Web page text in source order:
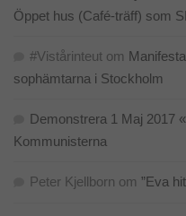
Öppet hus (Café-träff) som
#Vistårinteut om
sophämtarna i Stockholm
Demonstrera 1 Maj 2017
Kommunisterna
Peter Kjellborn om ”Eva